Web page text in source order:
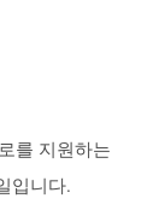
를 지원하는
입니다.